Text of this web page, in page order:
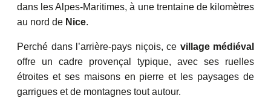
dans les Alpes-Maritimes, à une trentaine de kilomètres
au nord de Nice.
Perché dans l’arrière-pays niçois, ce village médiéval
offre un cadre provençal typique, avec ses ruelles
étroites et ses maisons en pierre et les paysages de
garrigues et de montagnes tout autour.